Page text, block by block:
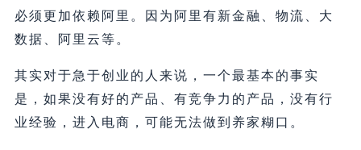
必须更加依赖阿里。因为阿里有新金融、物流、大
数据、阿里云等。
其实对于急于创业的人来说，一个最基本的事实
是，如果没有好的产品、有竞争力的产品，没有行
业经验，进入电商，可能无法做到养家糊口。